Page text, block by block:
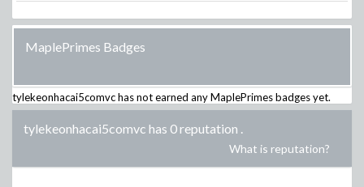
MaplePrimes Badges
tylekeonhacai5comvchas not earned any MaplePrimes badges yet.
tylekeonhacai5comvc has 0 reputation .
What is reputation?